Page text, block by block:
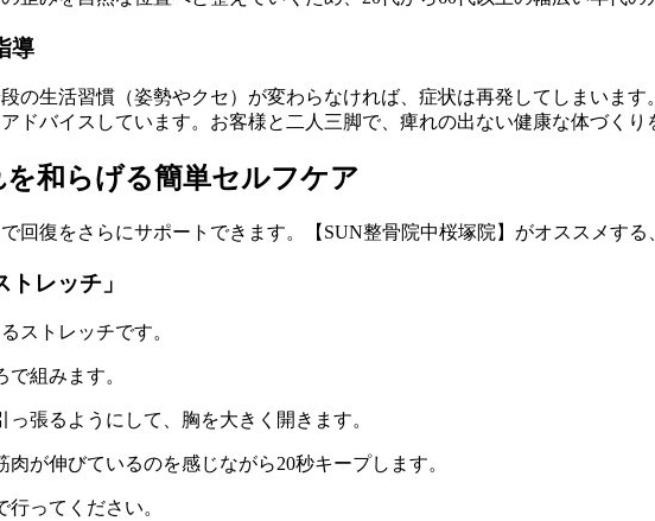
導
の生活習慣（姿勢やクセ）が変わらなければ、症状は再発してしまいま
ドバイスしています。お客様と二人三脚で、痺れの出ない健康な体づくり
和らげる簡単セルフケア
回復をさらにサポートできます。【SUN整骨院中桜塚院】がオススメする
レッチ」
ストレッチです。
組みます。
張るようにして、胸を大きく開きます。
が伸びているのを感じながら20秒キープします。
ってください。